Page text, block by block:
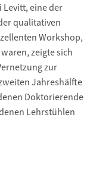
Levitt, eine der
qualitativen
Workshop,
zeigte sich
zur
Jahreshälfte
Doktorierende
Lehrstühlen